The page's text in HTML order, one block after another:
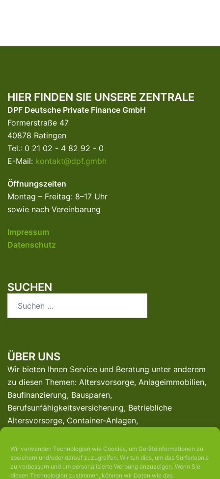
Wir verwenden Technologien wie Cookies, um Geräteinformationen zu
speichern und/oder darauf zuzugreifen. Wir tun dies, um das Surferlebnis
zu verbessern und um personalisierte Werbung anzuzeigen. Wenn Sie
diesen Technologien zustimmen, können wir Daten wie das
HIER FINDEN SIE UNSERE ZENTRALE
DPF Deutsche Private Finance GmbH
Formerstraße 47
40878 Ratingen
Tel.: 0 21 02 - 4 82 92 - 0
E-Mail: kontakt@dpf.gmbh
Öffnungszeiten
Montag – Freitag: 8–17 Uhr
sowie nach Vereinbarung
Impressum
Datenschutz
SUCHEN
nach:
ÜBER UNS
Wir bieten Ihnen Service und Beratung unter anderem
zu diesen Themen: Altersvorsorge, Anlageimmobilien,
Baufinanzierung, Bausparen,
Berufsunfähigkeitsversicherung, Betriebliche
Altersvorsorge, Container-Anlagen,
Finanzierungsberatung, Investmentfonds, Online-
Beratung, Photovoltaik-Versicherung, Private
Altersvorsorge, Private Krankenversicherung, Private